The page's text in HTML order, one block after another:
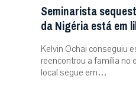
Seminarista
da Nigéria está em
Kelvin Ochai conseguiu
reencontrou a família no
local segue em…